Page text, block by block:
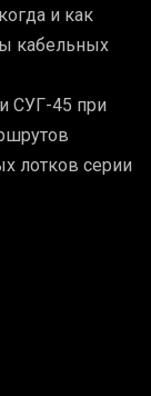
и как
кабельных
СУГ-45 при
лотков серии